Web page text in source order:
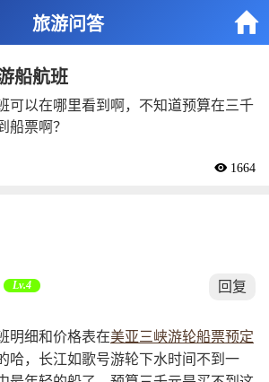
旅游问答 
船航班
可以在哪里看到啊，不知道预算在三千
船票啊？
 1664
Lv.4 回复
明细和价格表在美亚三峡游轮船票预定
哈，长江如歌号游轮下水时间不到一